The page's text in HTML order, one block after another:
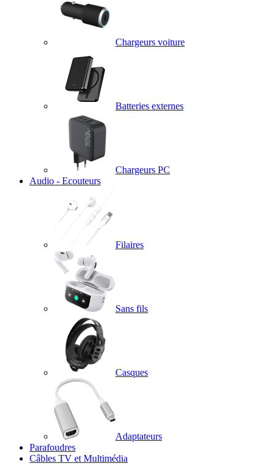
Chargeurs voiture
Batteries externes
Chargeurs PC
Audio - Ecouteurs
Filaires
Sans fils
Casques
Adaptateurs
Parafoudres
Câbles TV et Multimédia